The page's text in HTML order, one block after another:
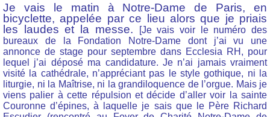
Je vais le matin à Notre-Dame de Paris, en
bicyclette, appelée par ce lieu alors que je priais
les laudes et la messe.
[Je vais voir le numéro des
bureaux de la Fondation Notre-Dame dont j’ai vu une
annonce de stage pour septembre dans Ecclesia RH, pour
lequel j’ai déposé ma candidature. Je n’ai jamais vraiment
visité la cathédrale, n’appréciant pas le style gothique, ni la
liturgie, ni la Maîtrise, ni la grandiloquence de l’orgue. Mais je
viens palier à cette répulsion et décide d’aller voir la sainte
Couronne d’épines, à laquelle je sais que le Père Richard